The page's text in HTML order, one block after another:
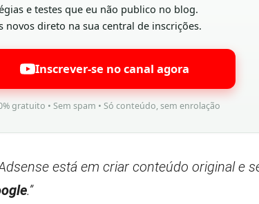
e testes que eu não publico no blog.
novos direto na sua central de inscrições.
Inscrever-se no canal agora
gratuito • Sem spam • Só conteúdo, sem enrolação
está em criar conteúdo original e
.”